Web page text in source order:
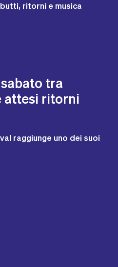
ritorni e musica
tra
attesi ritorni
raggiunge uno dei suoi